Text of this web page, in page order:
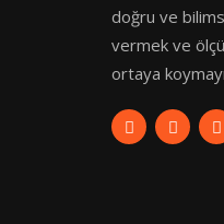
doğru ve
vermek ve
ortaya